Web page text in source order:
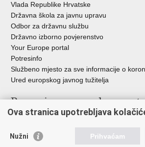
Vlada Republike Hrvatske
Državna škola za javnu upravu
Odbor za državnu službu
Državno izborno povjerenstvo
Your Europe portal
Potresinfo
Službeno mjesto za sve informacije o
Ured europskog javnog tužitelja
Poveznice pravosudnog
Državno odvjetništvo
Ured za suzbijanje korupcije i
Ova stranica upotrebljava
Nužni Prihvaćam